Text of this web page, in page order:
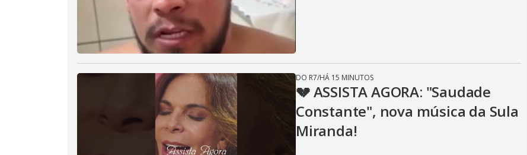
DO R7/HÁ 15 MINUTOS
💔 ASSISTA AGORA: "Saudade
Constante", nova música da Sula
Miranda!